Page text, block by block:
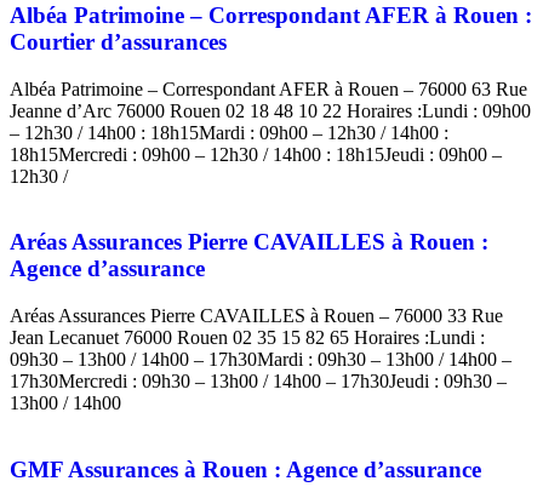
Albéa Patrimoine – Correspondant AFER à Rouen :
Courtier d’assurances
Albéa Patrimoine – Correspondant AFER à Rouen – 76000 63 Rue
Jeanne d’Arc 76000 Rouen 02 18 48 10 22 Horaires :Lundi : 09h00
– 12h30 / 14h00 : 18h15Mardi : 09h00 – 12h30 / 14h00 :
18h15Mercredi : 09h00 – 12h30 / 14h00 : 18h15Jeudi : 09h00 –
12h30 /
Aréas Assurances Pierre CAVAILLES à Rouen :
Agence d’assurance
Aréas Assurances Pierre CAVAILLES à Rouen – 76000 33 Rue
Jean Lecanuet 76000 Rouen 02 35 15 82 65 Horaires :Lundi :
09h30 – 13h00 / 14h00 – 17h30Mardi : 09h30 – 13h00 / 14h00 –
17h30Mercredi : 09h30 – 13h00 / 14h00 – 17h30Jeudi : 09h30 –
13h00 / 14h00
GMF Assurances à Rouen : Agence d’assurance